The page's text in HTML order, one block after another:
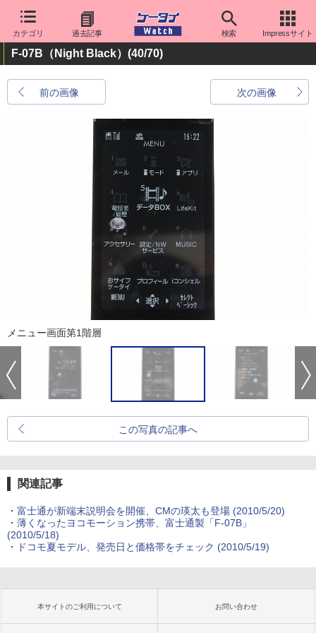
カテゴリ 過去記事 検索 Impressサイト
F-07B（Night Black） (40/70)
前の画像 次の画像
メニュー画面第1階層
この写真の記事へ
関連記事
・ 富士通が新端末説明会を開催、CMの瑛太も登場(2010/5/20)
・ 薄くなったヨコモーション携帯、富士通製「F-07B」
(2010/5/18)
・
ドコモ夏モデル、発売日と価格帯をチェック (2010/5/19)
本サイトのご利用について お問い合わせ